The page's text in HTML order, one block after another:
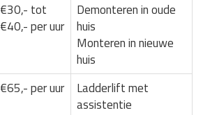
€30,- tot
€40,- per uur
Demonteren in oude
huis
Monteren in nieuwe
huis
€65,- per uur
Ladderlift met
assistentie